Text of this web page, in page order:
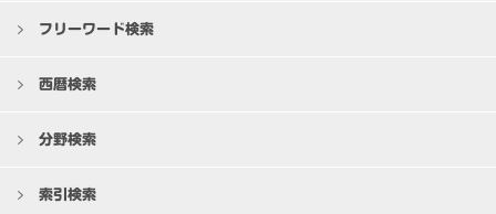
フリーワード検索
西暦検索
分野検索
索引検索